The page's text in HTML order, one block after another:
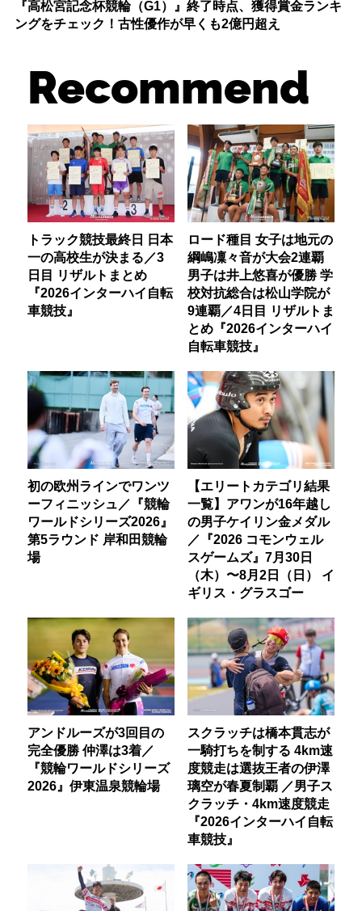
『高松宮記念杯競輪（G1）』終了時点、獲得賞金ランキ
ングをチェック！古性優作が早くも2億円超え
Recommend
トラック競技最終日 日本
一の高校生が決まる／3
日目 リザルトまとめ
『2026インターハイ自転
車競技』
ロード種目 女子は地元の
綱嶋凜々音が大会2連覇
男子は井上悠喜が優勝 学
校対抗総合は松山学院が
9連覇／4日目 リザルトま
とめ『2026インターハイ
自転車競技』
初の欧州ラインでワンツ
ーフィニッシュ／『競輪
ワールドシリーズ2026』
第5ラウンド 岸和田競輪
場
【エリートカテゴリ結果
一覧】アワンが16年越し
の男子ケイリン金メダル
／『2026 コモンウェル
スゲームズ』7月30日
（木）〜8月2日（日） イ
ギリス・グラスゴー
アンドルーズが3回目の
完全優勝 仲澤は3着／
『競輪ワールドシリーズ
2026』伊東温泉競輪場
スクラッチは橋本貫志が
一騎打ちを制する 4km速
度競走は選抜王者の伊澤
璃空が春夏制覇 ／男子ス
クラッチ・4km速度競走
『2026インターハイ自転
車競技』